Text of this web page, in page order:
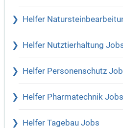
Helfer
Helfer Nutztierhaltung
Helfer Personenschutz
Helfer Pharmatechnik Jobs
Helfer Tagebau Jobs